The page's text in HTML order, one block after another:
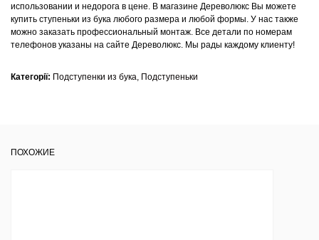
использовании и недорога в цене. В магазине Дереволюкс Вы можете
купить ступеньки из бука любого размера и любой формы. У нас также
можно заказать профессиональный монтаж. Все детали по номерам
телефонов указаны на сайте Дереволюкс. Мы рады каждому клиенту!
Категорії: Подступенки из бука, Подступеньки
ПОХОЖИЕ